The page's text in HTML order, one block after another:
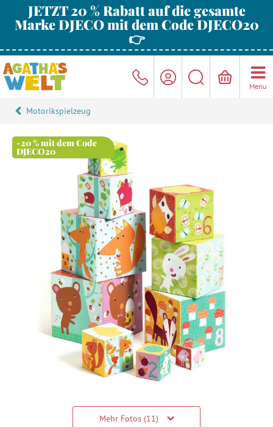
JETZT 20 % Rabatt auf die gesamte
Marke DJECO mit dem Code DJECO20
👉
Menu
Motorikspielzeug
-20 % mit dem Code
DJECO20
Mehr Fotos (11)